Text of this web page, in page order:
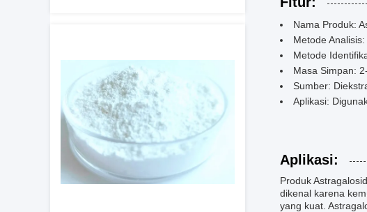
Nama Produk:
Metode
Metode
Masa Simpan:
Sumber:
Aplikasi:
Aplikasi:
Produk
dikenal karena
yang kuat.